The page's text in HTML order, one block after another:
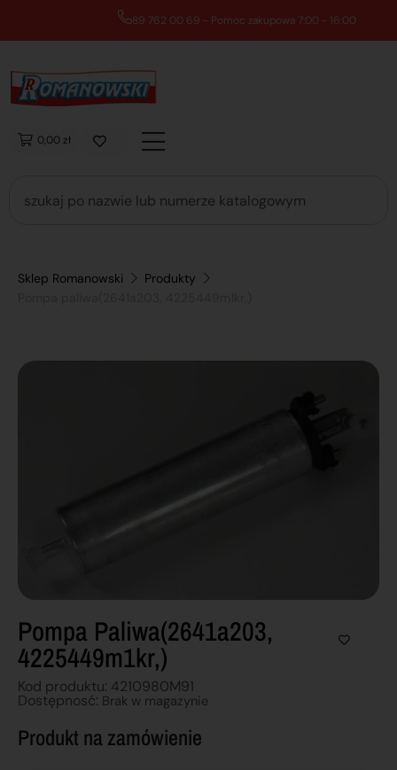
89 762 00 69 - Pomoc zakupowa 7:00 - 16:00
0,00 zł
Sklep Romanowski
Produkty
Pompa Paliwa(2641a203,
4225449m1kr,)
Kod produktu: 4210980M91
Dostępnosć: Brak w magazynie
Produkt na zamówienie